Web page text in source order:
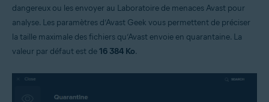
dangereux ou les envoyer au Laboratoire de menaces Avast pour
analyse. Les paramètres d’Avast Geek vous permettent de préciser
la taille maximale des fichiers qu’Avast envoie en quarantaine. La
valeur par défaut est de16 384 Ko.